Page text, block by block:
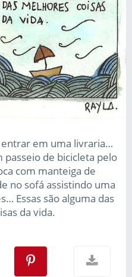
em uma livraria…
de bicicleta pelo
com manteiga de
no sofá assistindo uma
Essas são alguma das
da vida.